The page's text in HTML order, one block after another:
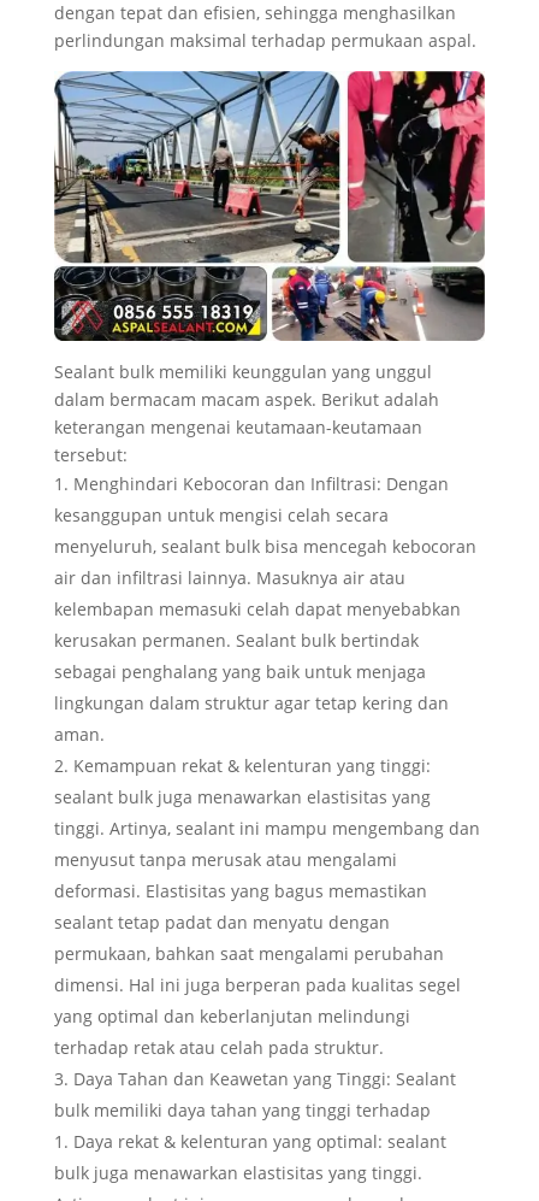
dengan tepat dan efisien, sehingga menghasilkan
perlindungan maksimal terhadap permukaan aspal.
Sealant bulk memiliki keunggulan yang unggul
dalam bermacam macam aspek. Berikut adalah
keterangan mengenai keutamaan-keutamaan
tersebut:
Menghindari Kebocoran dan Infiltrasi: Dengan
kesanggupan untuk mengisi celah secara
menyeluruh, sealant bulk bisa mencegah kebocoran
air dan infiltrasi lainnya. Masuknya air atau
kelembapan memasuki celah dapat menyebabkan
kerusakan permanen. Sealant bulk bertindak
sebagai penghalang yang baik untuk menjaga
lingkungan dalam struktur agar tetap kering dan
aman.
Kemampuan rekat & kelenturan yang tinggi:
sealant bulk juga menawarkan elastisitas yang
tinggi. Artinya, sealant ini mampu mengembang dan
menyusut tanpa merusak atau mengalami
deformasi. Elastisitas yang bagus memastikan
sealant tetap padat dan menyatu dengan
permukaan, bahkan saat mengalami perubahan
dimensi. Hal ini juga berperan pada kualitas segel
yang optimal dan keberlanjutan melindungi
terhadap retak atau celah pada struktur.
Daya Tahan dan Keawetan yang Tinggi: Sealant
bulk memiliki daya tahan yang tinggi terhadap
Daya rekat & kelenturan yang optimal: sealant
bulk juga menawarkan elastisitas yang tinggi.